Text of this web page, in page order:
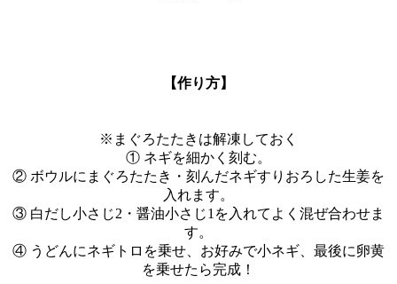
【作り方】
※まぐろたたきは解凍しておく
① ネギを細かく刻む。
② ボウルにまぐろたたき・刻んだネギすりおろした生姜を
入れます。
③ 白だし小さじ2・醤油小さじ1を入れてよく混ぜ合わせま
す。
④ うどんにネギトロを乗せ、お好みで小ネギ、最後に卵黄
を乗せたら完成！